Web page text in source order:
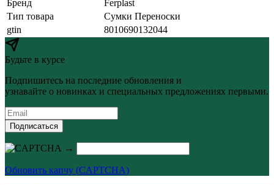
Бренд
Ferplast
Тип товара
Сумки Переноски
gtin
8010690132044
Будьте в курсе
Подпишитесь на последние обновления и
узнавайте о новинках и специальных предложениях первыми.
Подписаться
→
Обновить капчу (CAPTCHA)